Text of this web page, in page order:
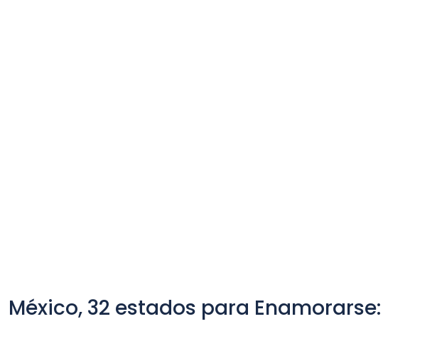
México, 32 estados para Enamorarse: